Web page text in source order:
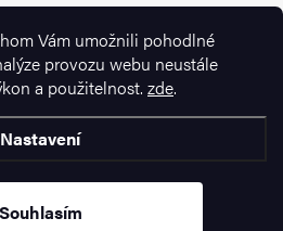
Vám umožnili pohodlné
provozu webu neustále
a použitelnost. zde.
Nastavení
Souhlasím
nás